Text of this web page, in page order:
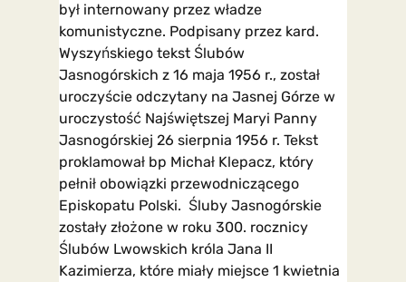
był internowany przez władze
komunistyczne. Podpisany przez kard.
Wyszyńskiego tekst Ślubów
Jasnogórskich z 16 maja 1956 r., został
uroczyście odczytany na Jasnej Górze w
uroczystość Najświętszej Maryi Panny
Jasnogórskiej 26 sierpnia 1956 r. Tekst
proklamował bp Michał Klepacz, który
pełnił obowiązki przewodniczącego
Episkopatu Polski. Śluby Jasnogórskie
zostały złożone w roku 300. rocznicy
Ślubów Lwowskich króla Jana II
Kazimierza, które miały miejsce 1 kwietnia